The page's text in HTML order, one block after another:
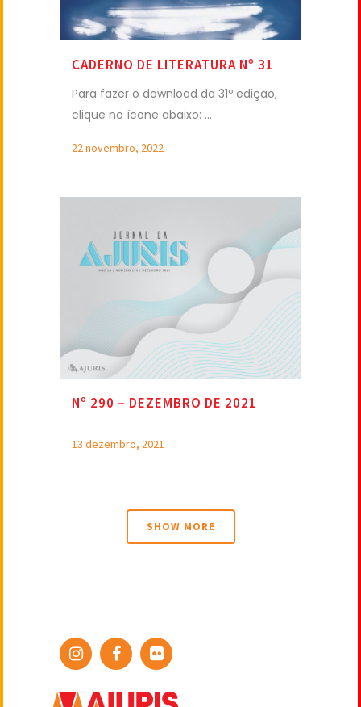
CADERNO DE LITERATURA Nº 31
Para fazer o download da 31º edição,
clique no ícone abaixo: ...
22 novembro, 2022
Nº 290 – DEZEMBRO DE 2021
13 dezembro, 2021
SHOW MORE